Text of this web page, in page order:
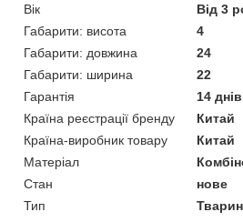
Вік
Від 3
Габарити: висота
4
Габарити: довжина
24
Габарити: ширина
22
Гарантія
14 днів
Країна реєстрації бренду
Китай
Країна-виробник товару
Китай
Матеріал
Стан
нове
Тип